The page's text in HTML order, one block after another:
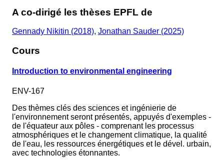
A co-dirigé les thèses EPFL de
Gennady Nikitin (2018), Jonathan Sauder (2025)
Cours
Introduction to environmental engineering
ENV-167
Des thèmes clés des sciences et ingénierie de
l'environnement seront présentés, appuyés d'exemples -
de l'équateur aux pôles - comprenant les processus
atmosphériques et le changement climatique, la qualité
de l'eau, les ressources énergétiques et le dével. urbain,
avec technologies étonnantes.